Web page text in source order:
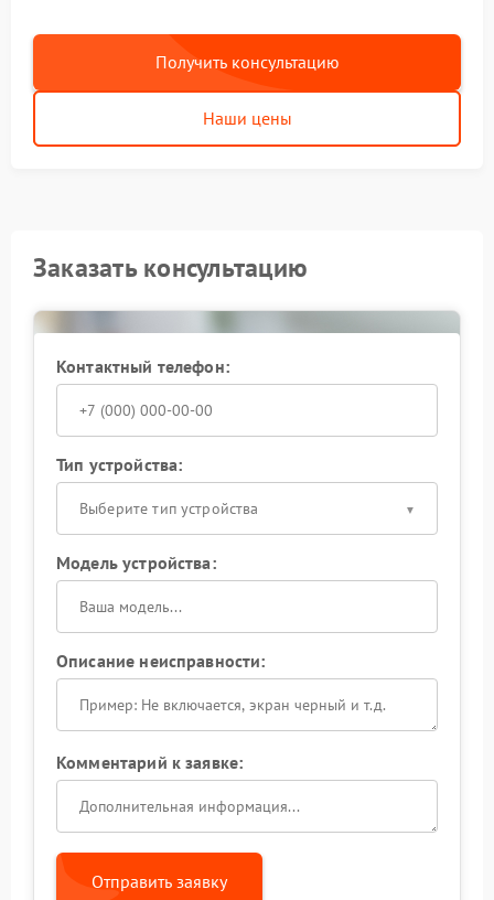
Получить консультацию
Наши цены
Заказать консультацию
Контактный телефон:
Тип устройства:
Выберите тип устройства
Модель устройства:
Описание неисправности:
Комментарий к заявке:
Отправить заявку